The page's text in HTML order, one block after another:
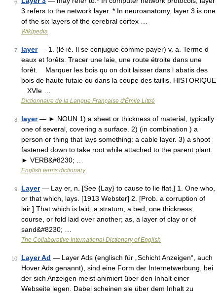
6
3 refers to the network layer. * In neuroanatomy, layer 3 is one
of the six layers of the cerebral cortex …
Wikipedia
7 layer— 1. (lè ié. Il se conjugue comme payer) v. a. Terme d
eaux et forêts. Tracer une laie, une route étroite dans une
forêt. Marquer les bois qu on doit laisser dans l abatis des
bois de haute futaie ou dans la coupe des taillis. HISTORIQUE
XVIe …
Dictionnaire de la Langue Française d'Émile Littré
8 layer— ► NOUN 1) a sheet or thickness of material, typically
one of several, covering a surface. 2) (in combination ) a
person or thing that lays something: a cable layer. 3) a shoot
fastened down to take root while attached to the parent plant.
► VERB&#8230; …
English terms dictionary
9 Layer— Lay er, n. [See {Lay} to cause to lie flat.] 1. One who,
or that which, lays. [1913 Webster] 2. [Prob. a corruption of
lair.] That which is laid; a stratum; a bed; one thickness,
course, or fold laid over another; as, a layer of clay or of
sand&#8230; …
The Collaborative International Dictionary of English
10 Layer Ad — Layer Ads (englisch für „Schicht Anzeigen“, auch
Hover Ads genannt), sind eine Form der Internetwerbung, bei
der sich Anzeigen meist animiert über den Inhalt einer
Webseite legen. Dabei scheinen sie über dem Inhalt zu